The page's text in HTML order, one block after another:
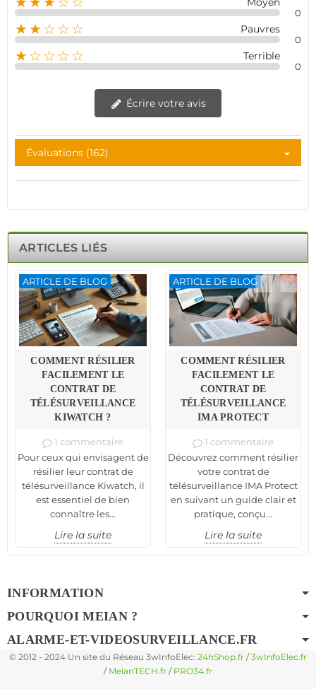
0
★★☆☆☆ Pauvres
0
★☆☆☆☆ Terrible
0
Écrire votre avis
Évaluations (162)
ARTICLES LIÉS
ARTICLE DE BLOG
COMMENT RÉSILIER
FACILEMENT LE
CONTRAT DE
TÉLÉSURVEILLANCE
KIWATCH ?
1 commentaire
Pour ceux qui envisagent de
résilier leur contrat de
télésurveillance Kiwatch, il
est essentiel de bien
connaître les...
Lire la suite
ARTICLE DE BLOG
COMMENT RÉSILIER
FACILEMENT LE
CONTRAT DE
TÉLÉSURVEILLANCE
IMA PROTECT
1 commentaire
Découvrez comment résilier
votre contrat de
télésurveillance IMA Protect
en suivant un guide clair et
pratique, conçu...
Lire la suite
INFORMATION
POURQUOI MEIAN ?
ALARME-ET-VIDEOSURVEILLANCE.FR
© 2012 - 2024 Un site du Réseau 3wInfoElec: 24hShop.fr / 3wInfoElec.fr
/ MeianTECH.fr / PRO34.fr